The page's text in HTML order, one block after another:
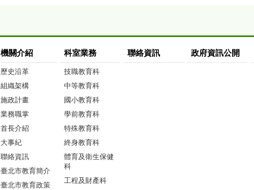
機關介紹
歷史沿革
組織架構
施政計畫
業務職掌
首長介紹
大事紀
聯絡資訊
臺北市教育簡介
臺北市教育政策
科室業務
技職教育科
中等教育科
國小教育科
學前教育科
特殊教育科
終身教育科
體育及衛生保健
科
工程及財產科
聯絡資訊 政府資訊公開